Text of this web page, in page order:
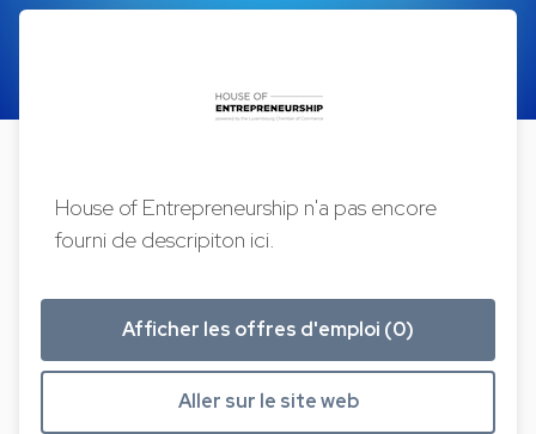
House of Entrepreneurship n'a pas encore
fourni de descripiton ici.
Afficher les offres d'emploi (0)
Aller sur le site web